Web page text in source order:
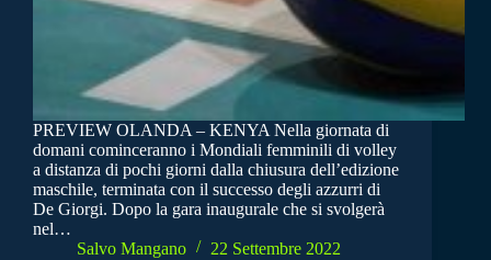
PREVIEW OLANDA – KENYA Nella giornata di
domani cominceranno i Mondiali femminili di volley
a distanza di pochi giorni dalla chiusura dell’edizione
maschile, terminata con il successo degli azzurri di
De Giorgi. Dopo la gara inaugurale che si svolgerà
nel…
Salvo Mangano
22 Settembre 2022